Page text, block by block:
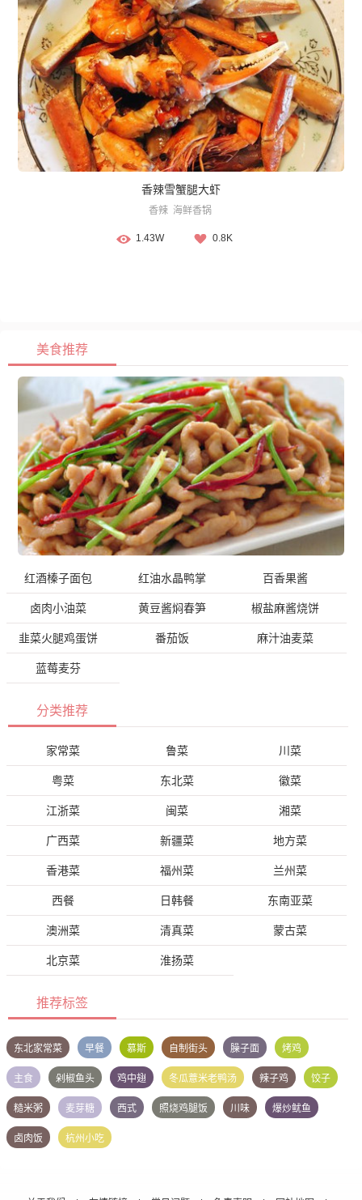
香辣雪蟹腿大虾
香辣 海鲜香锅
1.43W 0.8K
美食推荐
红酒榛子面包 红油水晶鸭掌 百香果酱
卤肉小油菜 黄豆酱焖春笋 椒盐麻酱烧饼
韭菜火腿鸡蛋饼 番茄饭 麻汁油麦菜
蓝莓麦芬
分类推荐
家常菜 鲁菜 川菜
粤菜 东北菜 徽菜
江浙菜 闽菜 湘菜
广西菜 新疆菜 地方菜
香港菜 福州菜 兰州菜
西餐 日韩餐 东南亚菜
澳洲菜 清真菜 蒙古菜
北京菜 淮扬菜
推荐标签
东北家常菜 早餐 慕斯 自制街头 臊子面 烤鸡
主食 剁椒鱼头 鸡中翅 冬瓜薏米老鸭汤 辣子鸡 饺子
糙米粥 麦芽糖 西式 照烧鸡腿饭 川味 爆炒鱿鱼
卤肉饭 杭州小吃